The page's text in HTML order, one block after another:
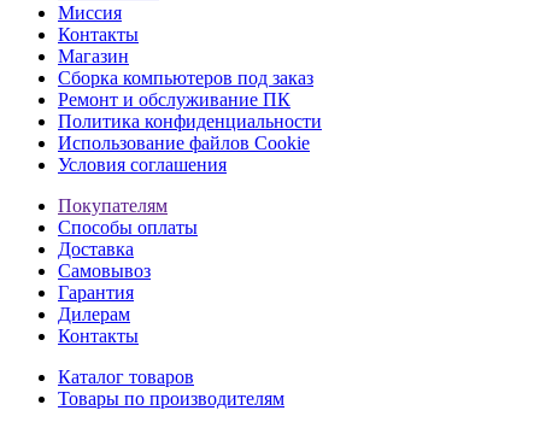
Миссия
Контакты
Магазин
Сборка компьютеров под заказ
Ремонт и обслуживание ПК
Политика конфиденциальности
Использование файлов Cookie
Условия соглашения
Покупателям
Способы оплаты
Доставка
Самовывоз
Гарантия
Дилерам
Контакты
Каталог товаров
Товары по производителям